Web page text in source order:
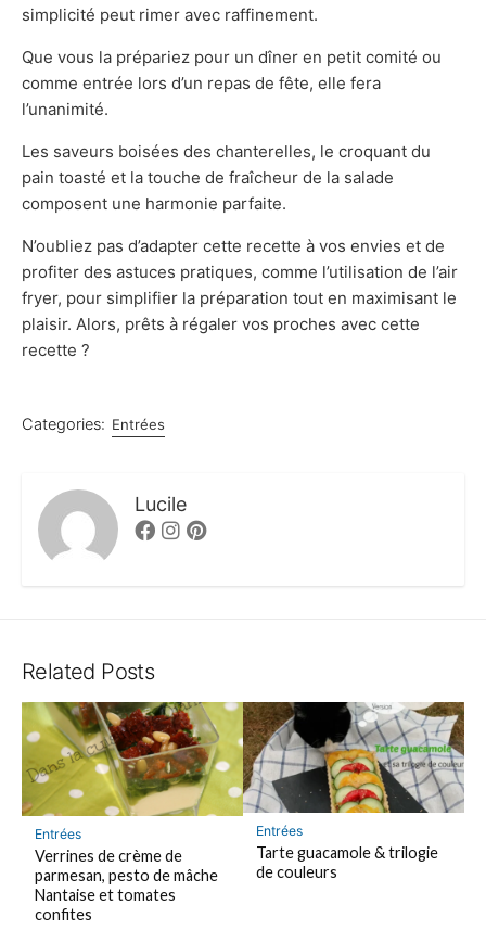
simplicité peut rimer avec raffinement.
Que vous la prépariez pour un dîner en petit comité ou
comme entrée lors d’un repas de fête, elle fera
l’unanimité.
Les saveurs boisées des chanterelles, le croquant du
pain toasté et la touche de fraîcheur de la salade
composent une harmonie parfaite.
N’oubliez pas d’adapter cette recette à vos envies et de
profiter des astuces pratiques, comme l’utilisation de l’air
fryer, pour simplifier la préparation tout en maximisant le
plaisir. Alors, prêts à régaler vos proches avec cette
recette ?
Categories: Entrées
Lucile
FacebookInstagram
Pinterest
Related Posts
Entrées
Verrines de crème de
parmesan, pesto de mâche
Nantaise et tomates
confites
Entrées
Tarte guacamole & trilogie
de couleurs